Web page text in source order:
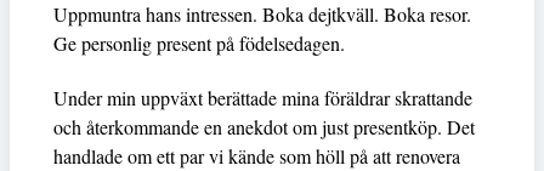
Uppmuntra hans intressen. Boka dejtkväll. Boka resor.
Ge personlig present på födelsedagen.
Under min uppväxt berättade mina föräldrar skrattande
och återkommande en anekdot om just presentköp. Det
handlade om ett par vi kände som höll på att renovera